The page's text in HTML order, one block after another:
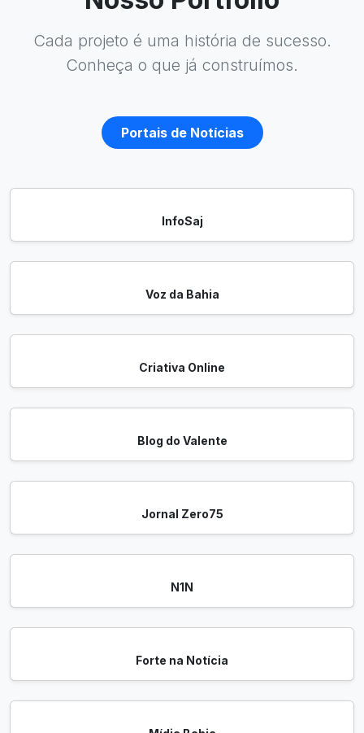
Cada projeto é uma história de sucesso.
Conheça o que já construímos.
Portais de Notícias
InfoSaj
Voz da Bahia
Criativa Online
Blog do Valente
Jornal Zero75
N1N
Forte na Notícia